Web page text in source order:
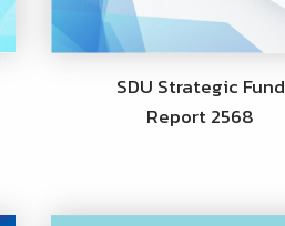
SDU Strategic Fund
Report 2568